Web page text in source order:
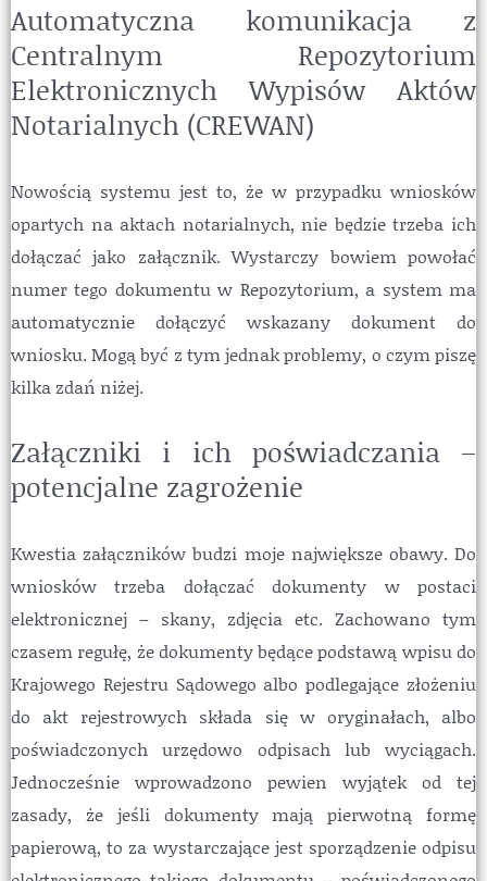
Automatyczna komunikacja z
Centralnym Repozytorium
Elektronicznych Wypisów Aktów
Notarialnych (CREWAN)
Nowością systemu jest to, że w przypadku wniosków
opartych na aktach notarialnych, nie będzie trzeba ich
dołączać jako załącznik. Wystarczy bowiem powołać
numer tego dokumentu w Repozytorium, a system ma
automatycznie dołączyć wskazany dokument do
wniosku. Mogą być z tym jednak problemy, o czym piszę
kilka zdań niżej.
Załączniki i ich poświadczania –
potencjalne zagrożenie
Kwestia załączników budzi moje największe obawy. Do
wniosków trzeba dołączać dokumenty w postaci
elektronicznej – skany, zdjęcia etc. Zachowano tym
czasem regułę, że dokumenty będące podstawą wpisu do
Krajowego Rejestru Sądowego albo podlegające złożeniu
do akt rejestrowych składa się w oryginałach, albo
poświadczonych urzędowo odpisach lub wyciągach.
Jednocześnie wprowadzono pewien wyjątek od tej
zasady, że jeśli dokumenty mają pierwotną formę
papierową, to za wystarczające jest sporządzenie odpisu